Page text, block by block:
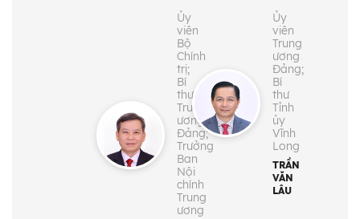
Ủy
viên
Bộ
Chính
trị;
Bí
thư
Trung
ương
Đảng;
Trưởng
Ban
Nội
chính
Trung
ương
Ủy
viên
Trung
ương
Đảng;
Bí
thư
Tỉnh
ủy
Vĩnh
Long
TRẦN
VĂN
LÂU